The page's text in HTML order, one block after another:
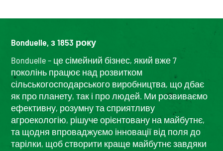
Bonduelle, з 1853 року
Bonduelle – це сімейний бізнес, який вже 7
поколінь працює над розвитком
сільськогосподарського виробництва, що дбає
як про планету, так і про людей. Ми розвиваємо
ефективну, розумну та сприятливу
агроекологію, рішуче орієнтовану на майбутнє,
та щодня впроваджуємо інновації від поля до
тарілки, щоб створити краще майбутнє завдяки